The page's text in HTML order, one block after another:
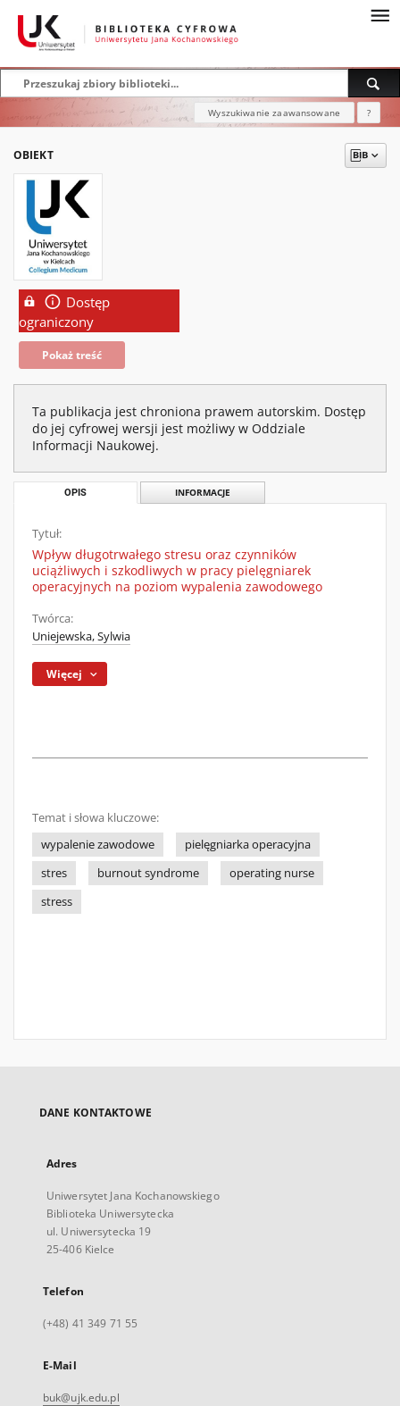
Wyszukiwanie zaawansowane ?
OBIEKT
Dostęp
ograniczony
Pokaż treść
Ta publikacja jest chroniona prawem autorskim. Dostęp
do jej cyfrowej wersji jest możliwy w Oddziale
Informacji Naukowej.
OPIS INFORMACJE
Tytuł:
Wpływ długotrwałego stresu oraz czynników
uciążliwych i szkodliwych w pracy pielęgniarek
operacyjnych na poziom wypalenia zawodowego
Twórca:
Uniejewska, Sylwia
Więcej
Temat i słowa kluczowe:
wypalenie zawodowe
pielęgniarka operacyjna
stres
burnout syndrome
operating nurse
stress
DANE KONTAKTOWE
Adres
Uniwersytet Jana Kochanowskiego
Biblioteka Uniwersytecka
ul. Uniwersytecka 19
25-406 Kielce
Telefon
(+48) 41 349 71 55
E-Mail
buk@ujk.edu.pl